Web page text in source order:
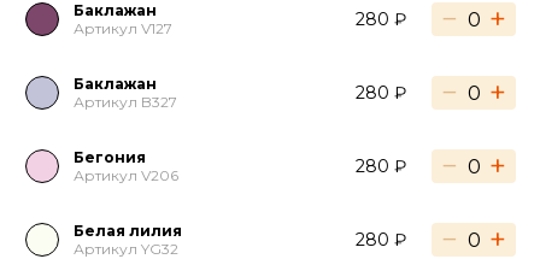
Баклажан
Артикул V127
280 ₽ − +
Баклажан
Артикул B327
280 ₽ − +
Бегония
Артикул V206
280 ₽ − +
Белая лилия
Артикул YG32
280 ₽ − +